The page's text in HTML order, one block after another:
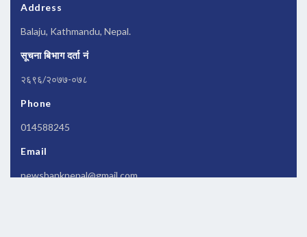
Address
Balaju, Kathmandu, Nepal.
सूचना बिभाग दर्ता नं
२६९६/२०७७-०७८
Phone
014588245
Email
newsbanknepal@gmail.com